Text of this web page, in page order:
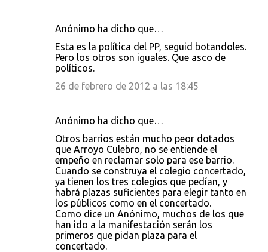
Anónimo ha dicho que…
Esta es la política del PP, seguid botandoles.
Pero los otros son iguales. Que asco de
políticos.
26 de febrero de 2012 a las 18:45
Anónimo ha dicho que…
Otros barrios están mucho peor dotados
que Arroyo Culebro, no se entiende el
empeño en reclamar solo para ese barrio.
Cuando se construya el colegio concertado,
ya tienen los tres colegios que pedían, y
habrá plazas suficientes para elegir tanto en
los públicos como en el concertado.
Como dice un Anónimo, muchos de los que
han ido a la manifestación serán los
primeros que pidan plaza para el
concertado.